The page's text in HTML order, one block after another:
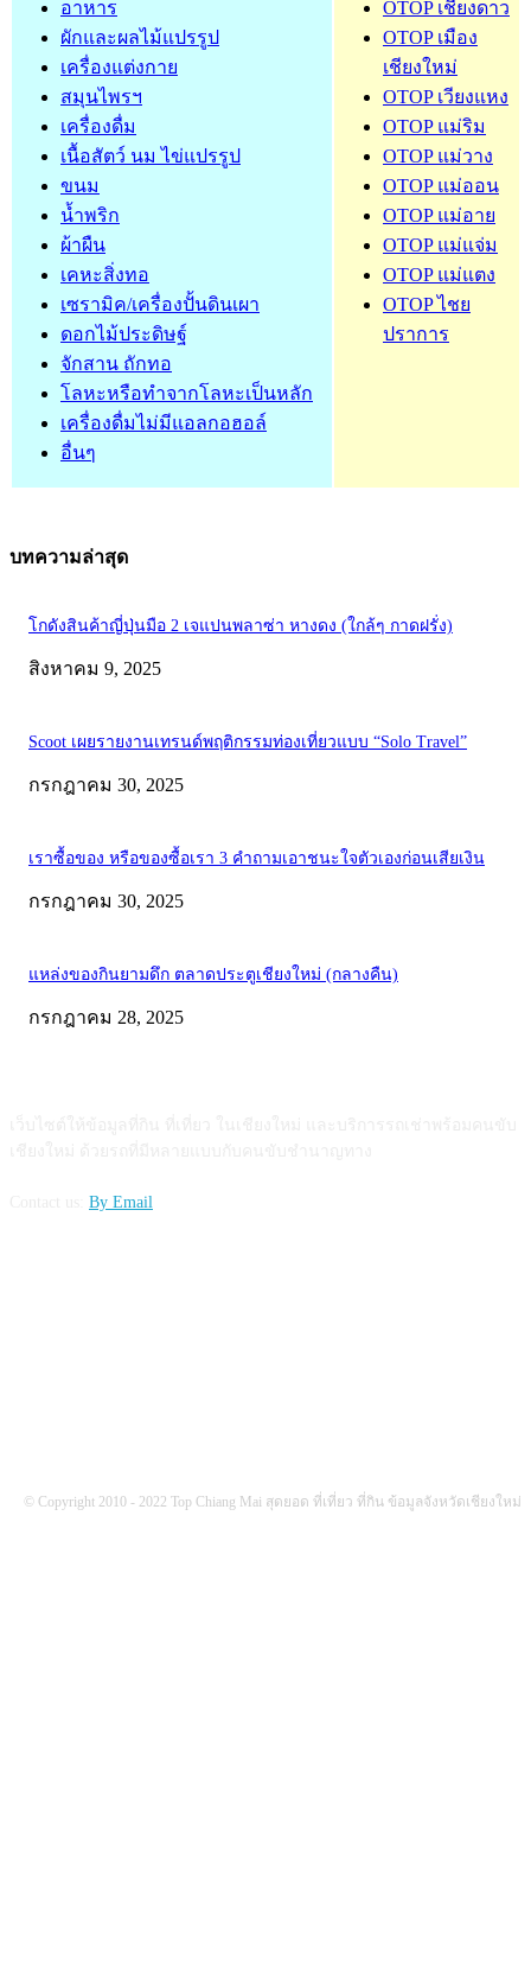
OTOP เชียงดาว
OTOP เมือง
เชียงใหม่
OTOP เวียงแหง
OTOP แม่ริม
OTOP แม่วาง
OTOP แม่ออน
OTOP แม่อาย
OTOP แม่แจ่ม
OTOP แม่แตง
OTOP ไชย
ปราการ
อาหาร
ผักและผลไม้แปรรูป
เครื่องแต่งกาย
สมุนไพรฯ
เครื่องดื่ม
เนื้อสัตว์ นม ไข่แปรรูป
ขนม
น้ำพริก
ผ้าผืน
เคหะสิ่งทอ
เซรามิค/เครื่องปั้นดินเผา
ดอกไม้ประดิษฐ์
จักสาน ถักทอ
โลหะหรือทำจากโลหะเป็นหลัก
เครื่องดื่มไม่มีแอลกอฮอล์
อื่นๆ
บทความล่าสุด
โกดังสินค้าญี่ปุ่นมือ 2 เจแปนพลาซ่า หางดง (ใกล้ๆ กาดฝรั่ง)
สิงหาคม 9, 2025
Scoot เผยรายงานเทรนด์พฤติกรรมท่องเที่ยวแบบ “Solo Travel”
กรกฎาคม 30, 2025
เราซื้อของ หรือของซื้อเรา 3 คำถามเอาชนะใจตัวเองก่อนเสียเงิน
กรกฎาคม 30, 2025
แหล่งของกินยามดึก ตลาดประตูเชียงใหม่ (กลางคืน)
กรกฎาคม 28, 2025
By Email
© Copyright 2010 - 2022 Top Chiang Mai สุดยอด ที่เที่ยว ที่กิน ข้อมูลจังหวัดเชียงใหม่